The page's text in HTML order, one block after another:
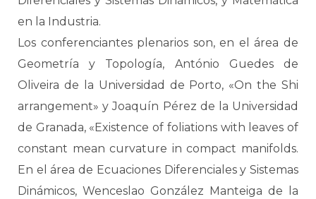
en la Industria.
Los conferenciantes plenarios son, en el área de
Geometría y Topología, António Guedes de
Oliveira de la Universidad de Porto, «On the Shi
arrangement» y Joaquín Pérez de la Universidad
de Granada, «Existence of foliations with leaves of
constant mean curvature in compact manifolds.
En el área de Ecuaciones Diferenciales y Sistemas
Dinámicos, Wenceslao González Manteiga de la